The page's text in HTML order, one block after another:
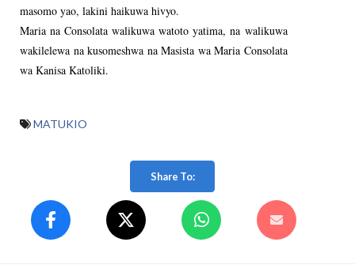
masomo yao, lakini haikuwa hivyo.
Maria na Consolata walikuwa watoto yatima, na walikuwa
wakilelewa na kusomeshwa na Masista wa Maria Consolata
wa Kanisa Katoliki.
MATUKIO
Share To: